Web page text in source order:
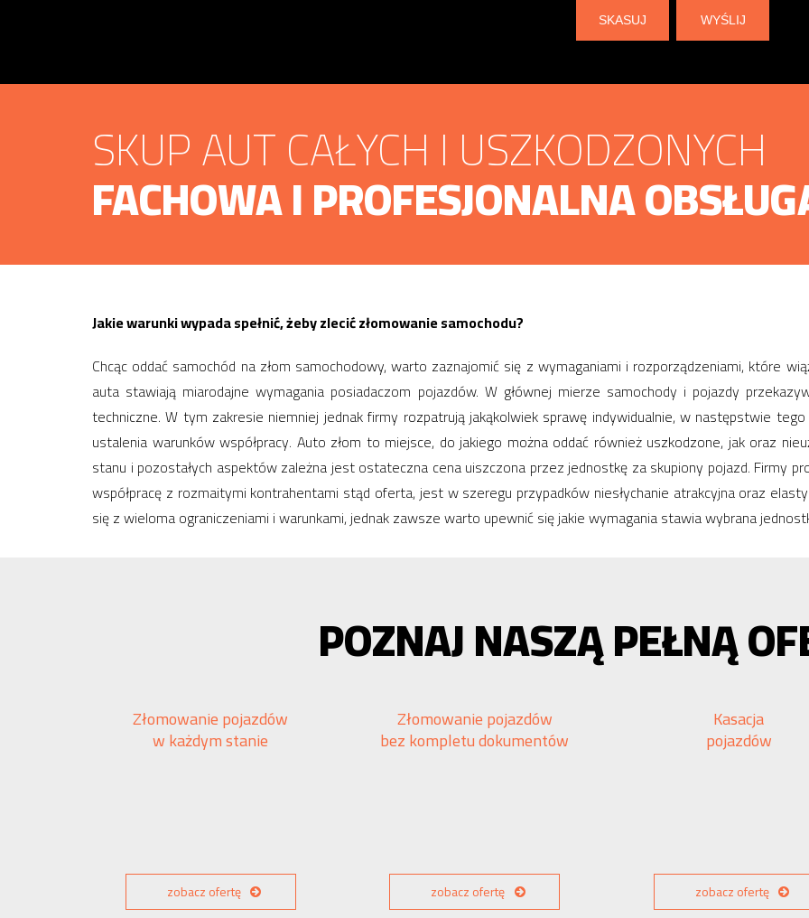
SKUP AUT CAŁYCH I USZKODZONYCH
FACHOWA I PROFESJONALNA
Jakie warunki wypada spełnić, żeby zlecić złomowanie samochodu?
Chcąc oddać samochód na złom samochodowy, warto zaznajomić się z wymaganiami i rozporządzeniami, które
auta stawiają miarodajne wymagania posiadaczom pojazdów. W głównej mierze samochody i pojazdy
techniczne. W tym zakresie niemniej jednak firmy rozpatrują jakąkolwiek sprawę indywidualnie, w następstwie
ustalenia warunków współpracy. Auto złom to miejsce, do jakiego można oddać również uszkodzone, jak oraz
stanu i pozostałych aspektów zależna jest ostateczna cena uiszczona przez jednostkę za skupiony pojazd. Firmy
współpracę z rozmaitymi kontrahentami stąd oferta, jest w szeregu przypadków niesłychanie atrakcyjna oraz
się z wieloma ograniczeniami i warunkami, jednak zawsze warto upewnić się jakie wymagania stawia wybrana
POZNAJ NASZĄ PEŁNĄ
Złomowanie pojazdów
w każdym stanie
zobacz ofertę
Złomowanie pojazdów
bez kompletu dokumentów
zobacz ofertę
Kasacja
pojazdów
zobacz ofertę